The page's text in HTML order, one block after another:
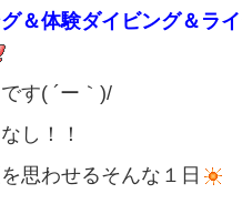
＆体験ダイビング＆ラ
す( ´ー｀)/
し！！
思わせるそんな１日